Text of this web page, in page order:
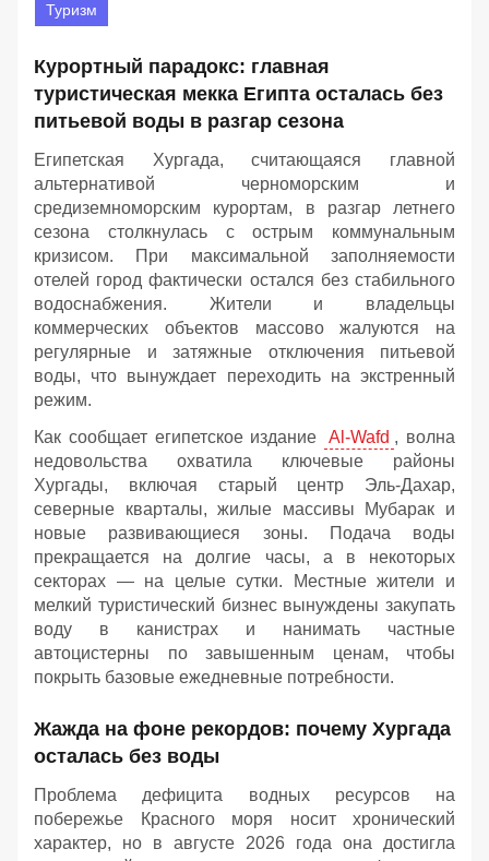
Туризм
Курортный парадокс: главная
туристическая мекка Египта осталась без
питьевой воды в разгар сезона
Египетская Хургада, считающаяся главной
альтернативой черноморским и
средиземноморским курортам, в разгар летнего
сезона столкнулась с острым коммунальным
кризисом. При максимальной заполняемости
отелей город фактически остался без стабильного
водоснабжения. Жители и владельцы
коммерческих объектов массово жалуются на
регулярные и затяжные отключения питьевой
воды, что вынуждает переходить на экстренный
режим.
Как сообщает египетское издание
Al-Wafd , волна
недовольства охватила ключевые районы
Хургады, включая старый центр Эль-Дахар,
северные кварталы, жилые массивы Мубарак и
новые развивающиеся зоны. Подача воды
прекращается на долгие часы, а в некоторых
секторах — на целые сутки. Местные жители и
мелкий туристический бизнес вынуждены закупать
воду в канистрах и нанимать частные
автоцистерны по завышенным ценам, чтобы
покрыть базовые ежедневные потребности.
Жажда на фоне рекордов: почему Хургада
осталась без воды
Проблема дефицита водных ресурсов на
побережье Красного моря носит хронический
характер, но в августе 2026 года она достигла